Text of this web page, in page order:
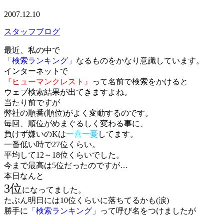
2007.12.10
スタッフブログ
最近、私の中で
「検索ランキング」 なるものをかなり意識しています。
インターネットで
『ヒューマンクレスト』
って名前で検索をかけると
ウェブ検索結果が出てきますよね。
当たり前ですが
弊社の順番(順位)がよく変動するのです。
毎回、順位がめまぐるしく変わる事に、
負けず嫌いのKは一喜一憂 してます。
一番低い時で27位くらい。
平均して12～18位くらいでした。
今まで最高は5位だったのですが…
本日なんと
3位になってました。
たぶん明日には10位くらいに落ちてるかも(涙)
勝手に
「検索ランキング」
って呼び名をつけましたが